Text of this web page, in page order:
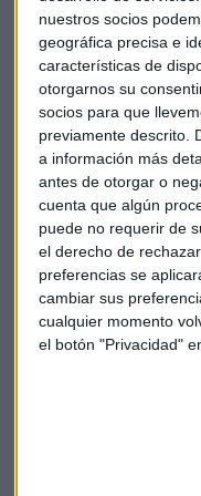
nuestros socios
geográfica precisa e
características de
otorgarnos su
socios para que
previamente descrito.
a información más
antes de otorgar o
cuenta que algún
puede no requerir de
el derecho de
preferencias se
cambiar sus
cualquier momento
el botón "Privacidad"
Los CEO españoles
generativa, aunque
los empleados y la
de los CEOs empujan
mantener la
"Si sienten los
introducido por la IA,
" Estamos creando
invitada apunta "la
de la IA en un 6% en
Las reticencias se